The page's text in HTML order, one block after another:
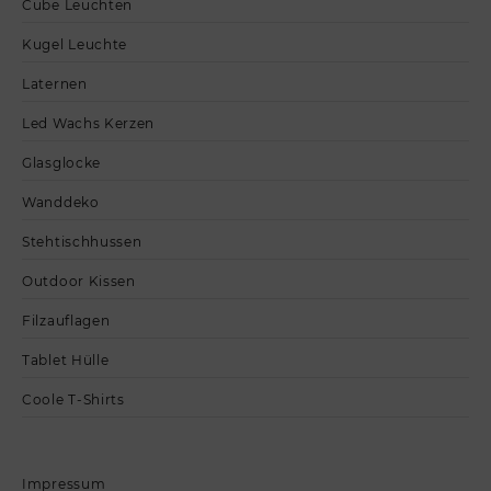
Cube Leuchten
Kugel Leuchte
Laternen
Led Wachs Kerzen
Glasglocke
Wanddeko
Stehtischhussen
Outdoor Kissen
Filzauflagen
Tablet Hülle
Coole T-Shirts
Impressum